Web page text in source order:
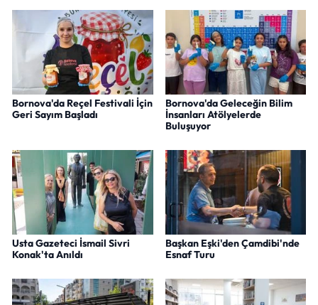
Bornova'da Reçel Festivali İçin
Geri Sayım Başladı
Bornova'da Geleceğin Bilim
İnsanları Atölyelerde
Buluşuyor
Usta Gazeteci İsmail Sivri
Konak'ta Anıldı
Başkan Eşki'den Çamdibi'nde
Esnaf Turu